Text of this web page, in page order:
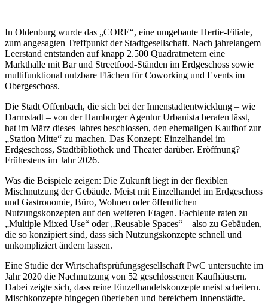
In Oldenburg wurde das „CORE“, eine umgebaute Hertie-Filiale,
zum angesagten Treffpunkt der Stadtgesellschaft. Nach jahrelangem
Leerstand entstanden auf knapp 2.500 Quadratmetern eine
Markthalle mit Bar und Streetfood-Ständen im Erdgeschoss sowie
multifunktional nutzbare Flächen für Coworking und Events im
Obergeschoss.
Die Stadt Offenbach, die sich bei der Innenstadtentwicklung – wie
Darmstadt – von der Hamburger Agentur Urbanista beraten lässt,
hat im März dieses Jahres beschlossen, den ehemaligen Kaufhof zur
„Station Mitte“ zu machen. Das Konzept: Einzelhandel im
Erdgeschoss, Stadtbibliothek und Theater darüber. Eröffnung?
Frühestens im Jahr 2026.
Was die Beispiele zeigen: Die Zukunft liegt in der flexiblen
Mischnutzung der Gebäude. Meist mit Einzelhandel im Erdgeschoss
und Gastronomie, Büro, Wohnen oder öffentlichen
Nutzungskonzepten auf den weiteren Etagen. Fachleute raten zu
„Multiple Mixed Use“ oder „Reusable Spaces“ – also zu Gebäuden,
die so konzipiert sind, dass sich Nutzungskonzepte schnell und
unkompliziert ändern lassen.
Eine Studie der Wirtschaftsprüfungsgesellschaft PwC untersuchte im
Jahr 2020 die Nachnutzung von 52 geschlossenen Kaufhäusern.
Dabei zeigte sich, dass reine Einzelhandelskonzepte meist scheitern.
Mischkonzepte hingegen überleben und bereichern Innenstädte.